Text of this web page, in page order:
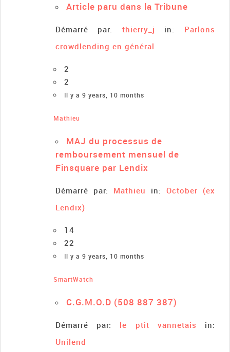
Article paru dans la Tribune
Démarré par: thierry_j in: Parlons
crowdlending en général
2
2
Il y a 9 years, 10 months
Mathieu
MAJ du processus de
remboursement mensuel de
Finsquare par Lendix
Démarré par: Mathieu in: October (ex
Lendix)
14
22
Il y a 9 years, 10 months
SmartWatch
C.G.M.O.D (508 887 387)
Démarré par: le ptit vannetais
in:
Unilend